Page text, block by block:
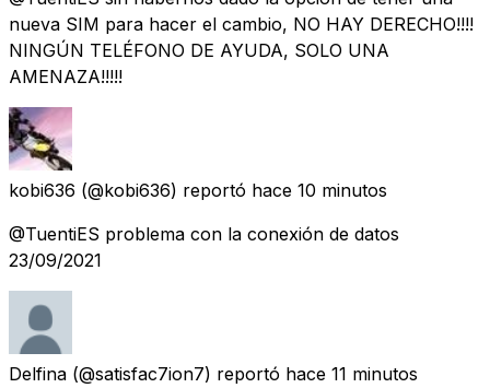
nueva SIM para hacer el cambio, NO HAY DERECHO!!!!
NINGÚN TELÉFONO DE AYUDA, SOLO UNA
AMENAZA!!!!!
kobi636 (@kobi636) reportó hace 10 minutos
@TuentiES problema con la conexión de datos
23/09/2021
Delfina (@satisfac7ion7) reportó hace 11 minutos